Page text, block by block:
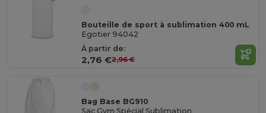
Bouteille de sport à sublimation 400 mL
Egotier 94042
À partir de:
2,76 €2,96 €
Bag Base BG910
Sac Gym Spécial Sublimation